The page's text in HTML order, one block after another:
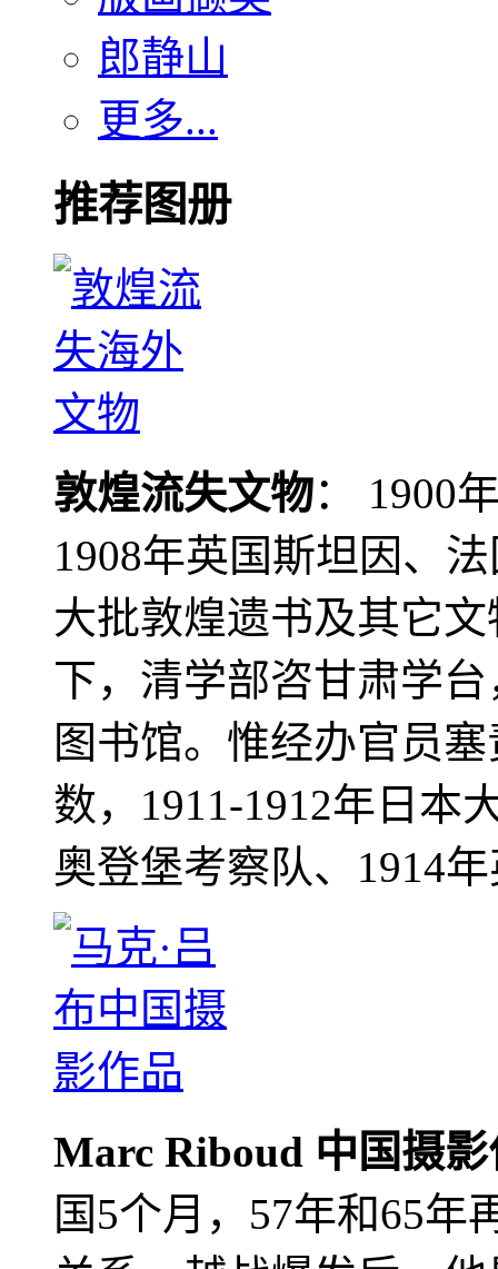
郎静山
更多...
推荐图册
敦煌流失文物： 1900
1908年英国斯坦因、
大批敦煌遗书及其它
下，清学部咨甘肃学
图书馆。惟经办官员
数，1911-1912年日本
奥登堡考察队、1914
Marc Riboud 中国摄
国5个月，57年和65年